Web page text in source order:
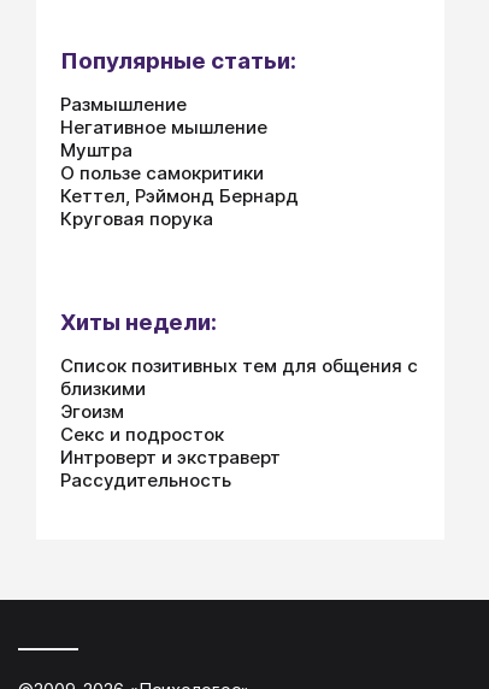
Популярные статьи:
Размышление
Негативное мышление
Муштра
О пользе самокритики
Кеттел, Рэймонд Бернард
Круговая порука
Хиты недели:
Список позитивных тем для общения с
близкими
Эгоизм
Секс и подросток
Интроверт и экстраверт
Рассудительность